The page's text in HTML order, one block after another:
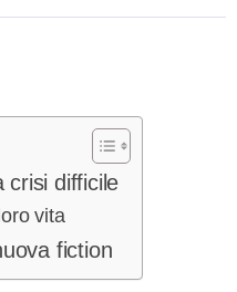
crisi difficile
vita
fiction